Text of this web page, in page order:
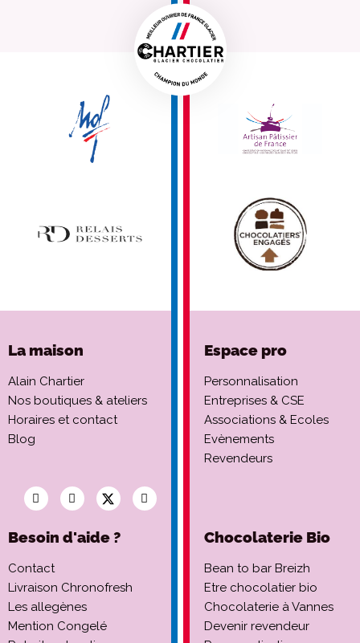
La maison
Alain Chartier
Nos boutiques & ateliers
Horaires et contact
Blog
Espace pro
Personnalisation
Entreprises & CSE
Associations & Ecoles
Evènements
Revendeurs
Besoin d'aide ?
Contact
Livraison Chronofresh
Les allegènes
Mention Congelé
Chocolaterie Bio
Bean to bar Breizh
Etre chocolatier bio
Chocolaterie à Vannes
Devenir revendeur